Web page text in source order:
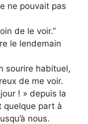
ne pouvait pas
de le voir.”
le lendemain
sourire habituel,
de me voir.
! » depuis la
quelque part à
nous.